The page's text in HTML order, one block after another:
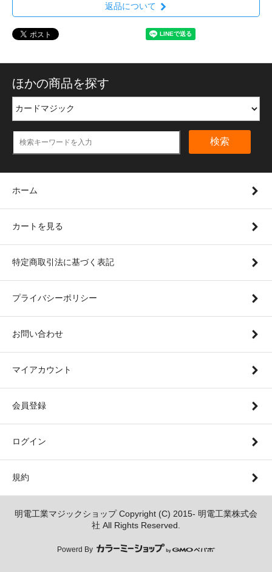
返品について
ほかの商品を探す
検索
ホーム
カートを見る
特定商取引法に基づく表記
プライバシーポリシー
お問い合わせ
マイアカウント
会員登録
ログイン
規約
明電工業マジックショップ Copyright (C) 2015- 明電工業株式会
社 All Rights Reserved.
Powerd By